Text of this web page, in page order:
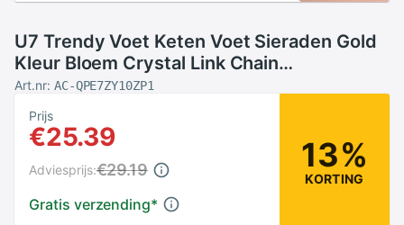
U7 Trendy Voet Keten Voet Sieraden Gold
Kleur Bloem Crystal Link Chain
Enkelbandjes Voor Vrouwen A322
Art.nr: AC-QPE7ZY10ZP1
Prijs
€25.39
Gratis verzending*
Adviesprijs:€29.19 13%
KORTING